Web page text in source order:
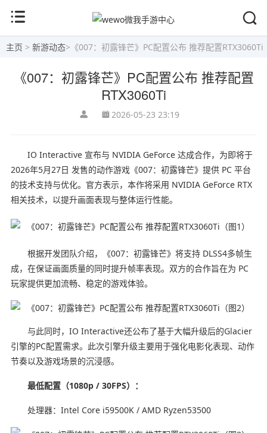
主页 > 新游动态> 《007：初露锋芒》PC配置公布 推荐配置RTX3060Ti
《007：初露锋芒》PC配置公布 推荐配置
RTX3060Ti
2026-05-23 23:19
IO Interactive 宣布与 NVIDIA GeForce 达成合作，为即将于
2026年5月27日 发售的动作游戏《007：初露锋芒》提供 PC 平台
的技术支持与优化。官方表示，本作将采用 NVIDIA GeForce RTX
相关技术，以提升画面表现与整体运行性能。
根据开发团队介绍，《007：初露锋芒》将支持 DLSS4多帧生
成，在保证画面质量的同时提升帧率表现。双方的合作旨在为 PC
玩家提供更加流畅、稳定的游戏体验。
与此同时，IO Interactive还公布了基于大幅升级后的Glacier
引擎的PC配置需求。此次引擎升级主要用于强化电影化表现、动作
节奏以及游戏场景的沉浸感。
最低配置（1080p / 30FPS）：
处理器：Intel Core i59500K / AMD Ryzen53500